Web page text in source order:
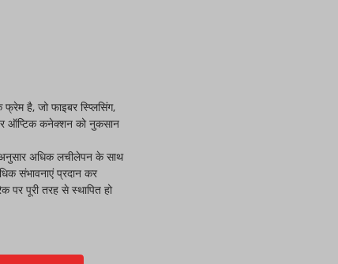
है, जो फाइबर स्प्लिसिंग,
ऑप्टिक कनेक्शन को नुकसान
अधिक लचीलेपन के साथ
संभावनाएं प्रदान कर
पूरी तरह से स्थापित हो